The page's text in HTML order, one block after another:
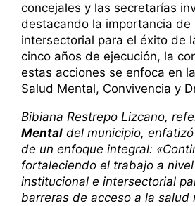
concejales y las secretarías
destacando la importancia de
intersectorial para el éxito de
cinco años de ejecución, la
estas acciones se enfoca en
Salud Mental, Convivencia y
Bibiana Restrepo Lizcano,
Mental del municipio,
de un enfoque integral:
fortaleciendo el trabajo a
institucional e intersectorial
barreras de acceso a la salud